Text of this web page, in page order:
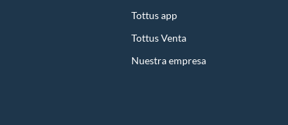
Tottus app
Tottus Venta
Nuestra empresa